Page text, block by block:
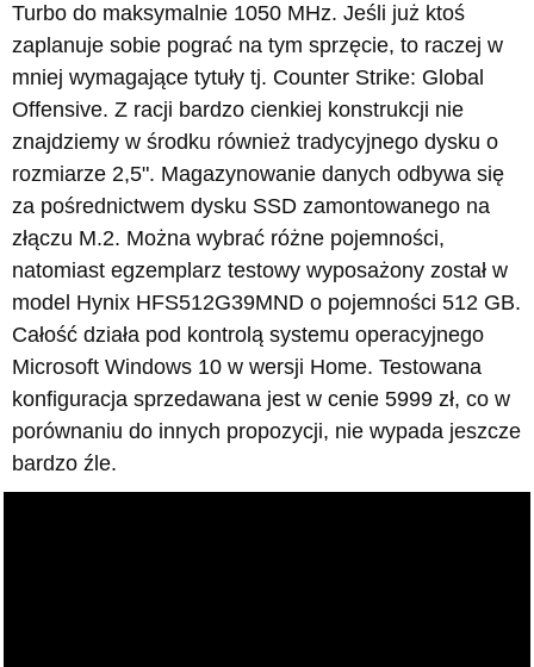
Turbo do maksymalnie 1050 MHz. Jeśli już ktoś
zaplanuje sobie pograć na tym sprzęcie, to raczej w
mniej wymagające tytuły tj. Counter Strike: Global
Offensive. Z racji bardzo cienkiej konstrukcji nie
znajdziemy w środku również tradycyjnego dysku o
rozmiarze 2,5". Magazynowanie danych odbywa się
za pośrednictwem dysku SSD zamontowanego na
złączu M.2. Można wybrać różne pojemności,
natomiast egzemplarz testowy wyposażony został w
model Hynix HFS512G39MND o pojemności 512 GB.
Całość działa pod kontrolą systemu operacyjnego
Microsoft Windows 10 w wersji Home. Testowana
konfiguracja sprzedawana jest w cenie 5999 zł, co w
porównaniu do innych propozycji, nie wypada jeszcze
bardzo źle.